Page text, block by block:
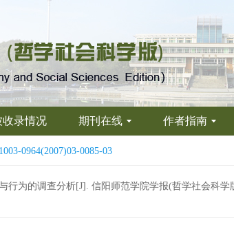
收录情况 期刊在线 作者指南
1003-0964(2007)03-0085-03
为的调查分析[J]. 信阳师范学院学报(哲学社会科学